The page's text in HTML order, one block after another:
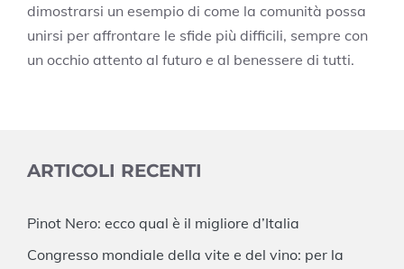
dimostrarsi un esempio di come la comunità possa
unirsi per affrontare le sfide più difficili, sempre con
un occhio attento al futuro e al benessere di tutti.
ARTICOLI RECENTI
Pinot Nero: ecco qual è il migliore d’Italia
Congresso mondiale della vite e del vino: per la